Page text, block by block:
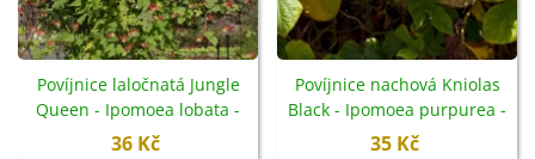
Povíjnice laločnatá Jungle
Queen - Ipomoea lobata -
semena - 15 ks
36 Kč
Povíjnice nachová Kniolas
Black - Ipomoea purpurea -
semena - 20 ks
35 Kč